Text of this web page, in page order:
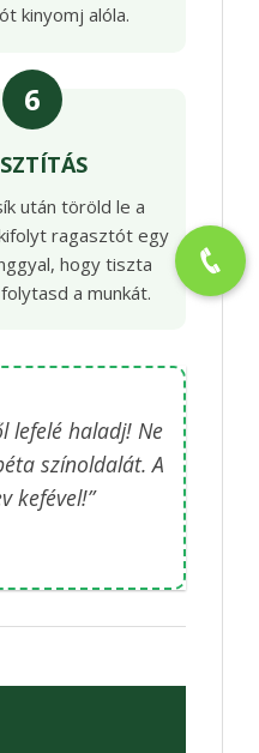
kinyomj alóla.
6
után töröld le a
ragasztót egy
hogy tiszta
a munkát.
lefelé haladj! Ne
színoldalát. A
kefével!”